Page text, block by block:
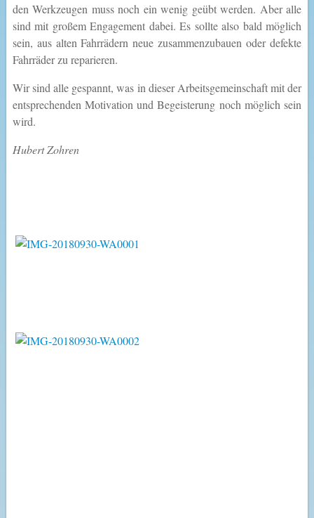
den Werkzeugen muss noch ein wenig geübt werden. Aber alle
sind mit großem Engagement dabei. Es sollte also bald möglich
sein, aus alten Fahrrädern neue zusammenzubauen oder defekte
Fahrräder zu reparieren.
Wir sind alle gespannt, was in dieser Arbeitsgemeinschaft mit der
entsprechenden Motivation und Begeisterung noch möglich sein
wird.
Hubert Zohren